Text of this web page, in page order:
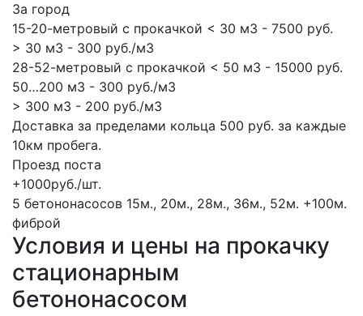
За город
15-20-метровый с прокачкой < 30 м3 - 7500 руб.
> 30 м3 - 300 руб./м3
28-52-метровый с прокачкой < 50 м3 - 15000 руб.
50…200 м3 - 300 руб./м3
> 300 м3 - 200 руб./м3
Доставка за пределами кольца 500 руб. за каждые
10км пробега.
Проезд поста
+1000руб./шт.
5 бетононасосов 15м., 20м., 28м., 36м., 52м. +100м.
фиброй
Условия и цены на прокачку
стационарным
бетононасосом